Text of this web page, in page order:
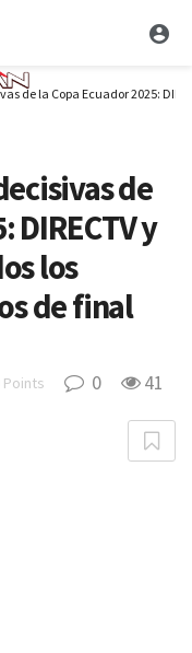
de la Copa Ecuador 2025:
de
DIRECTV y
los
de final
Points 0 41